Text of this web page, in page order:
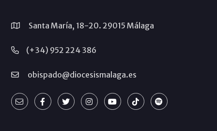
Santa María, 18-20. 29015 Málaga
(+34) 952 224 386
obispado@diocesismalaga.es